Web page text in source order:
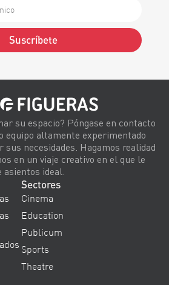
Suscríbete
su espacio? Póngase en contacto
equipo altamente experimentado
sus necesidades. Hagamos realidad
en un viaje creativo en el que le
ideal.
Sectores
Cinema
Education
Publicum
Sports
Theatre